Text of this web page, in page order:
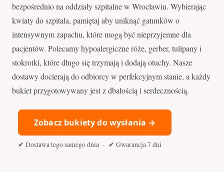
bezpośrednio na oddziały szpitalne w Wrocławiu. Wybierając
kwiaty do szpitala, pamiętaj aby uniknąć gatunków o
intensywnym zapachu, które mogą być nieprzyjemne dla
pacjentów. Polecamy hypoalergiczne róże, gerber, tulipany i
stokrotki, które długo się trzymają i dodają otuchy. Nasze
dostawy docierają do odbiorcy w perfekcyjnym stanie, a każdy
bukiet przygotowywany jest z dbałością i serdecznością.
Zobacz bukiety do wysłania →
✔ Dostawa tego samego dnia · ✔ Gwarancja 7 dni